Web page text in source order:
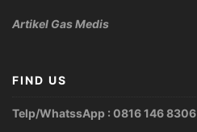
Artikel Gas Medis
FIND US
Telp/WhatssApp : 0816 146 8306